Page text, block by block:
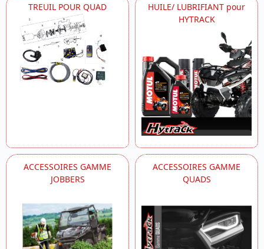
TREUIL POUR QUAD
HUILE/ LUBRIFIANT pour
HYTRACK
ACCESSOIRES GAMME
JOBBERS
ACCESSOIRES GAMME
QUADS